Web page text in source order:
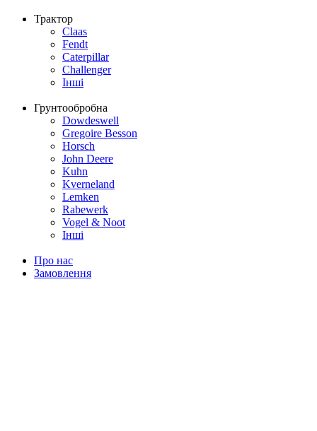
Трактор
Claas
Fendt
Caterpillar
Challenger
Інші
Грунтообробна
Dowdeswell
Gregoire Besson
Horsch
John Deere
Kuhn
Kverneland
Lemken
Rabewerk
Vogel & Noot
Інші
Про нас
Замовлення